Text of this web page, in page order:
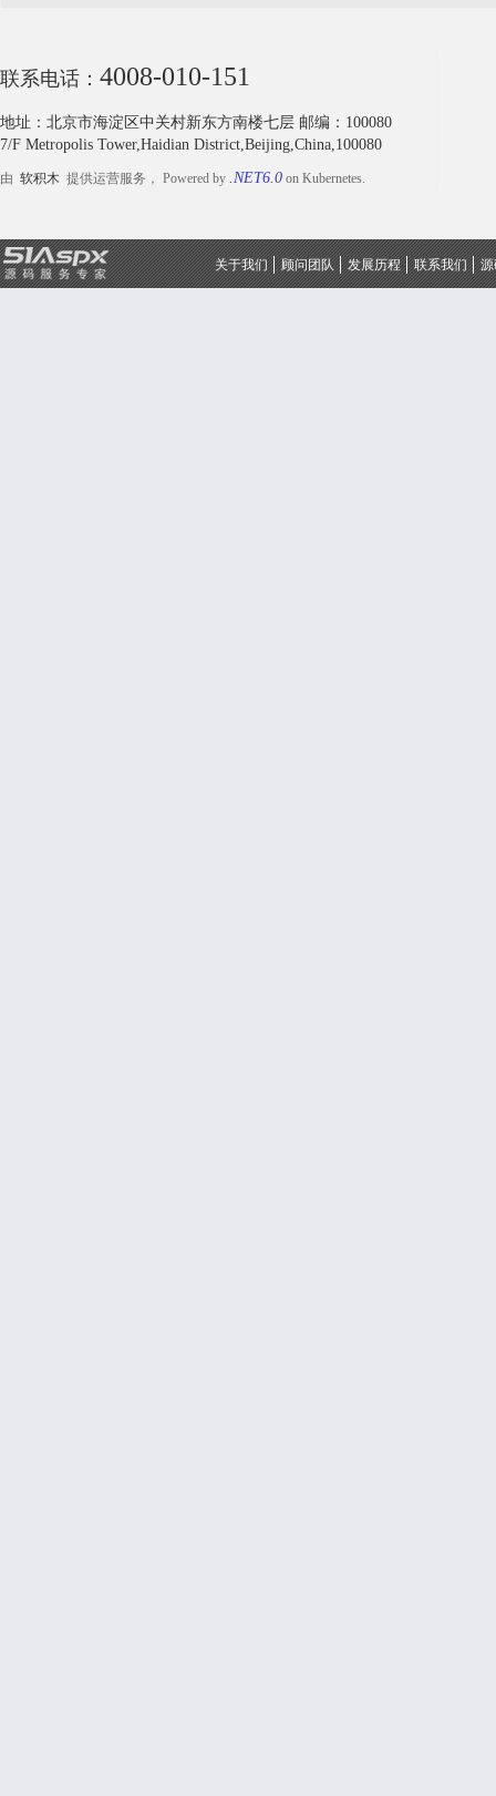
联系电话： 4008-010-151
地址：北京市海淀区中关村新东方南楼七层 邮编：100080
7/F Metropolis Tower,Haidian District,Beijing,China,100080
由 软积木 提供运营服务， Powered by .NET6.0 on Kubernetes.
关于我们 顾问团队 发展历程 联系我们